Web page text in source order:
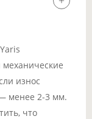
износ
— менее 2-3 мм.
что